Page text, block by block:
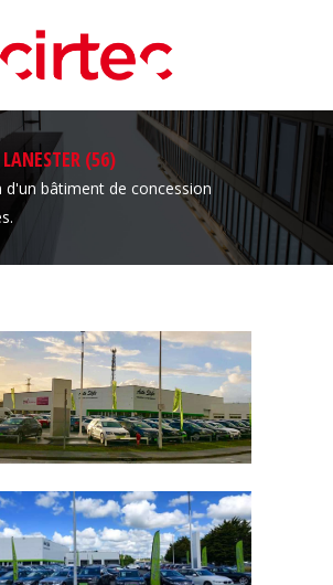
(56)
d'un bâtiment de concession